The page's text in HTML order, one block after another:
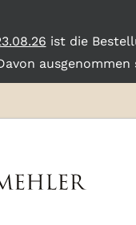
ist die
ausgenommen